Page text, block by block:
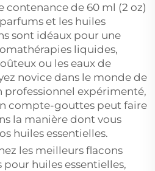
de 60 ml (2 oz)
et les huiles
sont idéaux pour une
liquides,
ou les eaux de
novice dans le monde de
professionnel expérimenté,
compte-gouttes peut faire
la manière dont vous
huiles essentielles.
les meilleurs flacons
huiles essentielles,